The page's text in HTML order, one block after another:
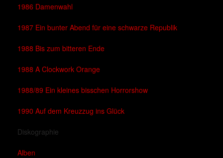
1986 Damenwahl
1987 Ein bunter Abend für eine schwarze Republik
1988 Bis zum bitteren Ende
1988 A Clockwork Orange
1988/89 Ein kleines bisschen Horrorshow
1990 Auf dem Kreuzzug ins Glück
Diskographie
Alben